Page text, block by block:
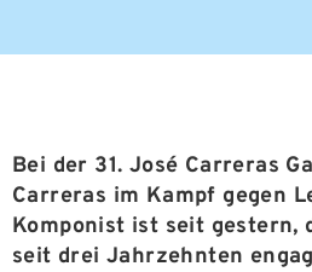
Bei der 31. José Carreras
Carreras im Kampf gegen
Komponist ist seit gestern,
seit drei Jahrzehnten